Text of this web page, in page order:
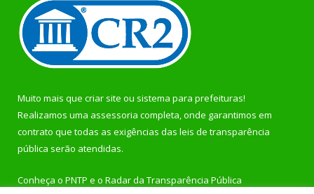
Muito mais que criar site ou sistema para prefeituras!
Realizamos uma assessoria completa, onde garantimos em
contrato que todas as exigências das leis de transparência
pública serão atendidas.
Conheça o PNTP e o Radar da Transparência Pública